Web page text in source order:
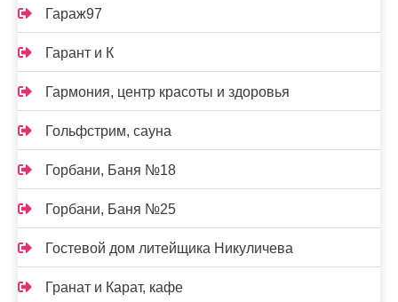
Гараж97
Гарант и К
Гармония, центр красоты и здоровья
Гольфстрим, сауна
Горбани, Баня №18
Горбани, Баня №25
Гостевой дом литейщика Никуличева
Гранат и Карат, кафе